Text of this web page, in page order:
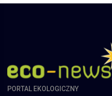
PORTAL EKOLOGICZNY